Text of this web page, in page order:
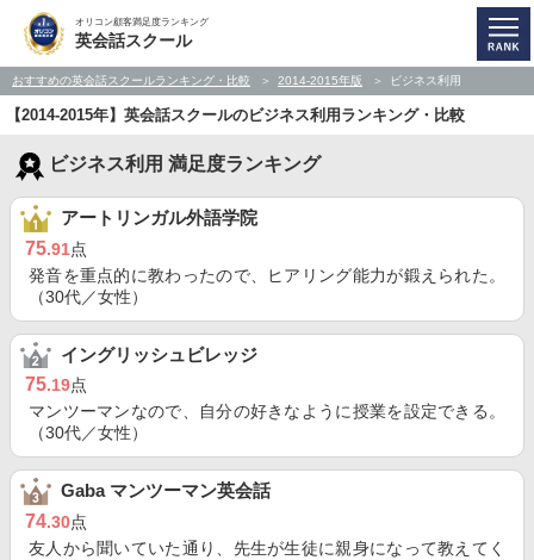
オリコン顧客満足度ランキング
英会話スクール
おすすめの英会話スクールランキング・比較 2014-2015年版 ビジネス利用
【2014-2015年】英会話スクールのビジネス利用ランキング・比較
ビジネス利用 満足度ランキング
アートリンガル外語学院
75.91点
発音を重点的に教わったので、ヒアリング能力が鍛えられた。
（30代／女性）
イングリッシュビレッジ
75.19点
マンツーマンなので、自分の好きなように授業を設定できる。
（30代／女性）
Gaba マンツーマン英会話
74.30点
友人から聞いていた通り、先生が生徒に親身になって教えてく